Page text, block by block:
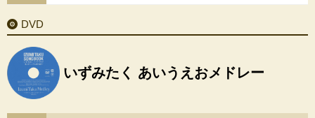
DVD
いずみたく あいうえおメドレー